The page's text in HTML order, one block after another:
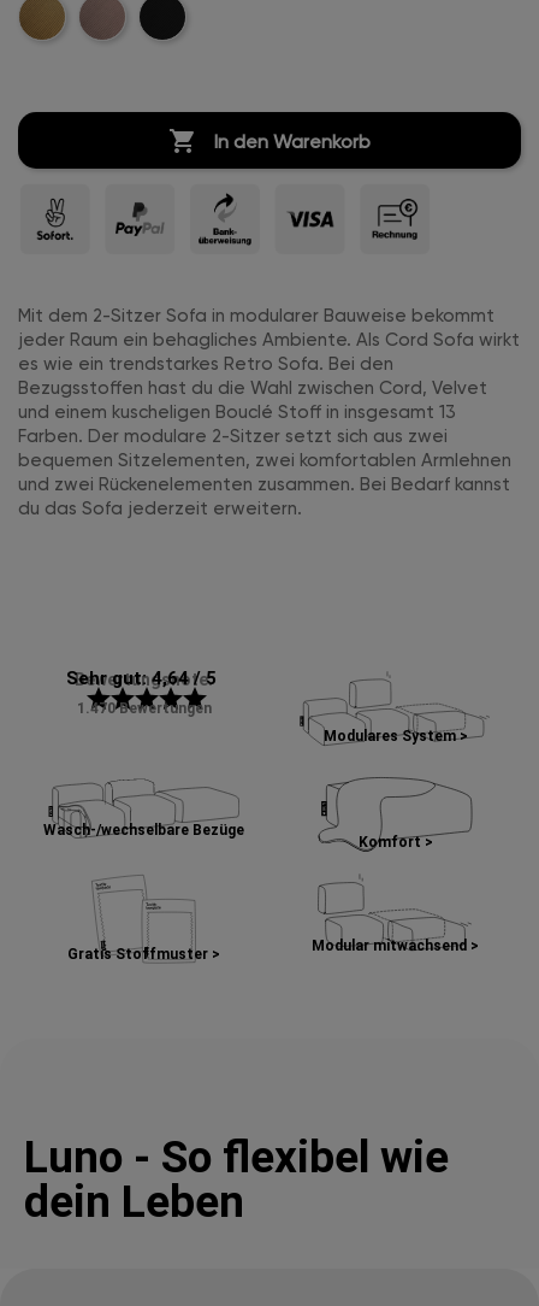
Cord
Mustard-Rosa-
Schwarz-
 In den Warenkorb
Mit dem 2-Sitzer Sofa in modularer Bauweise bekommt
jeder Raum ein behagliches Ambiente. Als Cord Sofa wirkt
es wie ein trendstarkes Retro Sofa. Bei den
Bezugsstoffen hast du die Wahl zwischen Cord, Velvet
und einem kuscheligen Bouclé Stoff in insgesamt 13
Farben. Der modulare 2-Sitzer setzt sich aus zwei
bequemen Sitzelementen, zwei komfortablen Armlehnen
und zwei Rückenelementen zusammen. Bei Bedarf kannst
du das Sofa jederzeit erweitern.
Bewertungsnote:
Sehr gut: 4,64 / 5
starstarstarstarstar
1.470 Bewertungen
Modulares System >
Wasch-/wechselbare Bezüge
Komfort >
Gratis Stoffmuster >
Modular mitwachsend >
Luno - So flexibel wie
dein Leben